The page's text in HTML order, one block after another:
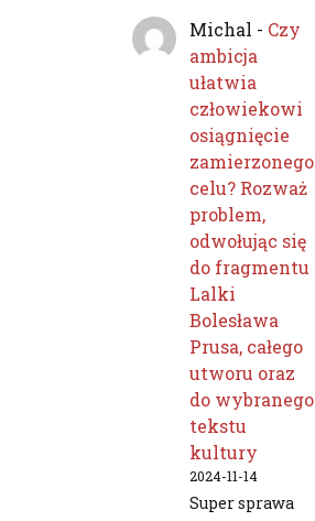
Michal - Czy
ambicja
ułatwia
człowiekowi
osiągnięcie
zamierzonego
celu? Rozważ
problem,
odwołując się
do fragmentu
Lalki
Bolesława
Prusa, całego
utworu oraz
do wybranego
tekstu
kultury
2024-11-14
Super sprawa